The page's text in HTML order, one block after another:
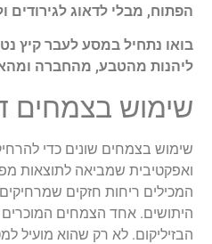
הפתוח, מבלי לדאוג לגירודים
בואו נתחיל במסע לעבר קיץ
ליהנות מהטבע, מהחברה
שימוש בצמחים
שימוש בצמחים שונים כדי
ואפקטיבית שמביאה לתוצאות
המכילים ריחות חזקים שמרחיקים
היתושים. אחד הצמחים המוכרים
הבזיליקום. לא רק שהוא מועיל